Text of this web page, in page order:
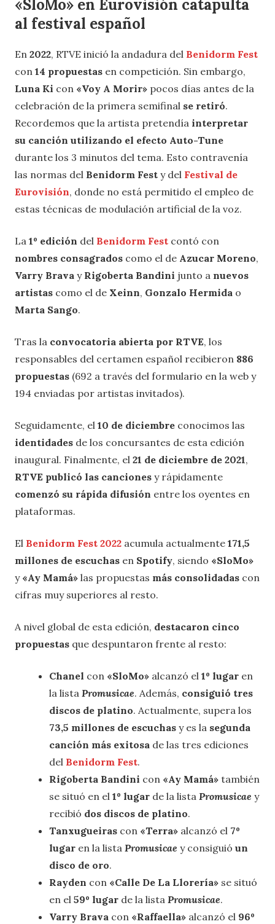
«SloMo» en Eurovisión catapulta
al festival español
En 2022, RTVE inició la andadura del Benidorm Fest
con 14 propuestas en competición. Sin embargo,
Luna Ki con «Voy A Morir» pocos días antes de la
celebración de la primera semifinal se retiró.
Recordemos que la artista pretendía interpretar
su canción utilizando el efecto Auto-Tune
durante los 3 minutos del tema. Esto contravenía
las normas del Benidorm Fest y del Festival de
Eurovisión, donde no está permitido el empleo de
estas técnicas de modulación artificial de la voz.
La 1º edición del Benidorm Fest contó con
nombres consagrados como el de Azucar Moreno,
Varry Brava y Rigoberta Bandini junto a nuevos
artistas como el de Xeinn, Gonzalo Hermida o
Marta Sango.
Tras la convocatoria abierta por RTVE, los
responsables del certamen español recibieron 886
propuestas (692 a través del formulario en la web y
194 enviadas por artistas invitados).
Seguidamente, el 10 de diciembre conocimos las
identidades de los concursantes de esta edición
inaugural. Finalmente, el 21 de diciembre de 2021,
RTVE publicó las canciones y rápidamente
comenzó su rápida difusión entre los oyentes en
plataformas.
El Benidorm Fest 2022 acumula actualmente 171,5
millones de escuchas en Spotify, siendo «SloMo»
y«Ay Mamá» las propuestas más consolidadas con
cifras muy superiores al resto.
A nivel global de esta edición, destacaron cinco
propuestas que despuntaron frente al resto:
Chanel con «SloMo» alcanzó el 1º lugar en
la lista Promusicae. Además, consiguió tres
discos de platino. Actualmente, supera los
73,5 millones de escuchas y es la segunda
canción más exitosa de las tres ediciones
del Benidorm Fest.
Rigoberta Bandini con «Ay Mamá» también
se situó en el 1º lugar de la lista Promusicae y
recibió dos discos de platino.
Tanxugueiras con «Terra» alcanzó el 7º
lugar en la lista Promusicae y consiguió un
disco de oro.
Rayden con «Calle De La Llorería» se situó
en el 59º lugar de la lista Promusicae.
Varry Brava con «Raffaella» alcanzó el 96º